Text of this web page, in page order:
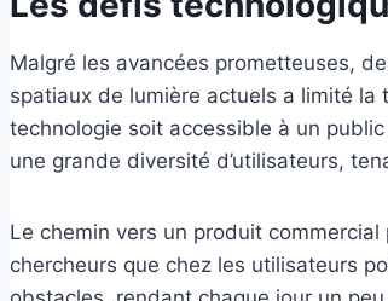
Malgré les avancées prometteuses,
spatiaux de lumière actuels a limité
technologie soit accessible à un
une grande diversité d’utilisateurs,
Le chemin vers un produit
chercheurs que chez les utilisateurs